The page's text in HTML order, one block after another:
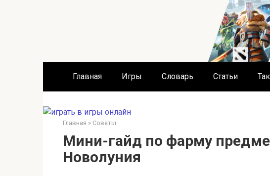
Главная Игры Словарь Статьи
Главная » Советы
Мини-гайд по фарму
Новолуния